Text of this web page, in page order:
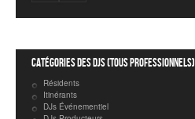
Catégories des DJs (tous professionnels)
Résidents
Itinérants
DJs Événementiel